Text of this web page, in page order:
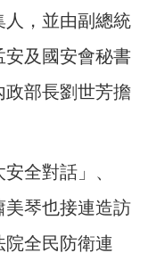
人，並由副總統
及國安會秘書
政部長劉世芳擔
全對話」、
美琴也接連造訪
院全民防衛連